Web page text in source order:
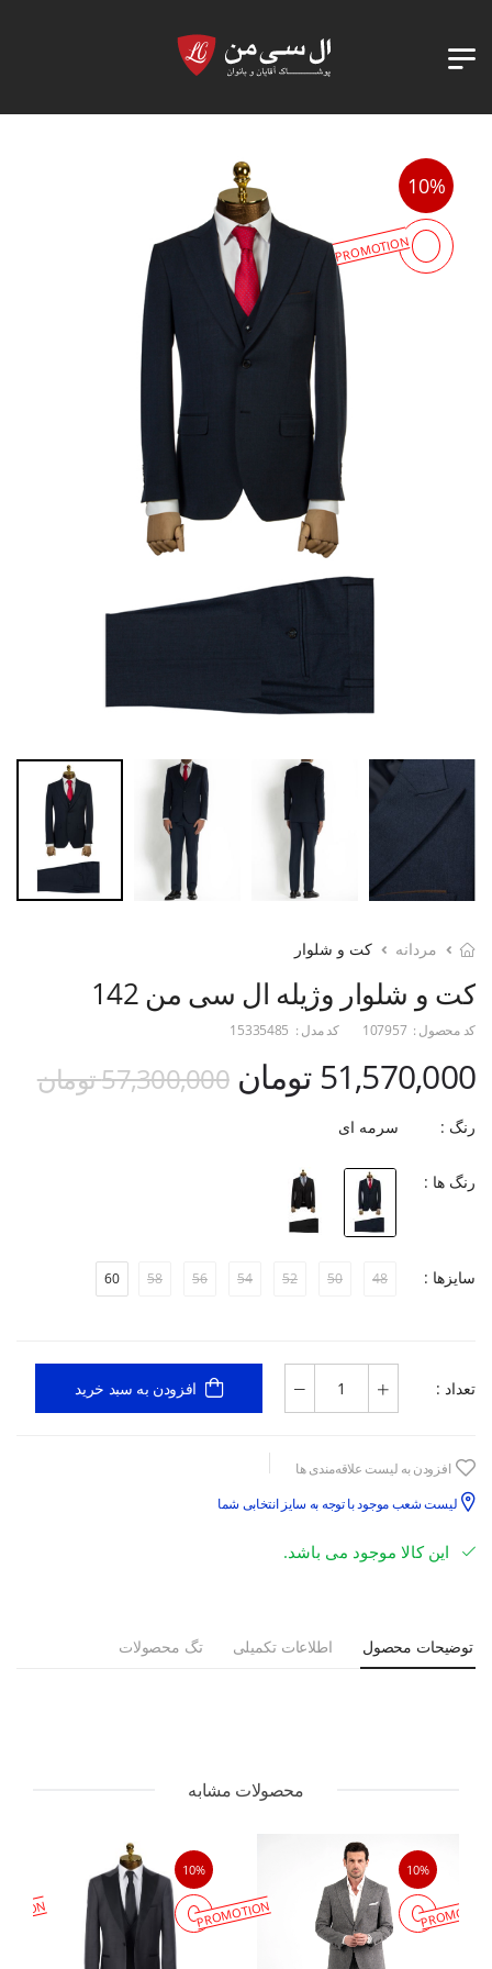
10%
PROMOTION
مردانه کت و شلوار
کت و شلوار وژیله ال سی من 142
کد محصول : 107957 کد مدل : 15335485
51,570,000 تومان 57,300,000 تومان
رنگ : سرمه ای
رنگ ها :
سایزها : 48
50
52
54
56
58
60
تعداد : افزودن به سبد خرید
افزودن به لیست علاقه‌مندی ها
لیست شعب موجود با توجه به سایز انتخابی شما
این کالا موجود می باشد.
توضیحات محصول اطلاعات تکمیلی تگ محصولات
محصولات مشابه
10%
10%
PROMOTION